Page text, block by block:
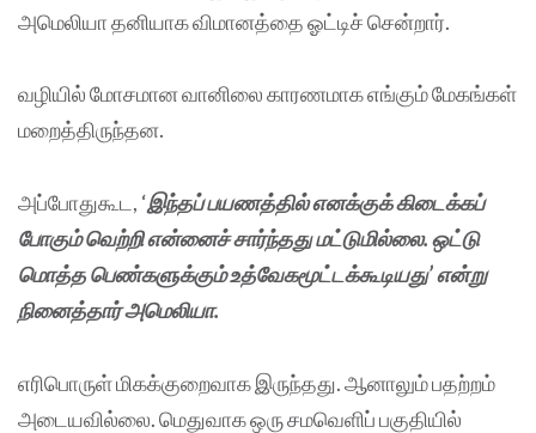
அமெலியா தனியாக விமானத்தை ஓட்டிச் சென்றார்.
வழியில் மோசமான வானிலை காரணமாக எங்கும் மேகங்கள்
மறைத்திருந்தன.
அப்போதுகூட, ‘இந்தப் பயணத்தில் எனக்குக் கிடைக்கப்
போகும் வெற்றி என்னைச் சார்ந்தது மட்டுமில்லை. ஒட்டு
மொத்த பெண்களுக்கும் உத்வேகமூட்டக்கூடியது’ என்று
நினைத்தார் அமெலியா.
எரிபொருள் மிகக்குறைவாக இருந்தது. ஆனாலும் பதற்றம்
அடையவில்லை. மெதுவாக ஒரு சமவெளிப் பகுதியில்